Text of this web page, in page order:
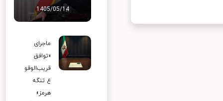
1405/05/14
ماجرای
«توافق
قریب‌الوقو
ع تنگه
هرمز»